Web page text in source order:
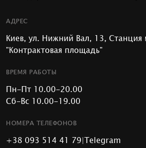
АДРЕС
Киев, ул. Нижний Вал, 13, Станция
"Контрактовая площадь"
ВРЕМЯ РАБОТЫ
Пн-Пт 10.00-20.00
Сб-Вс 10.00-19.00
НОМЕРА ТЕЛЕФОНОВ
+38 093 514 41 79|Telegram